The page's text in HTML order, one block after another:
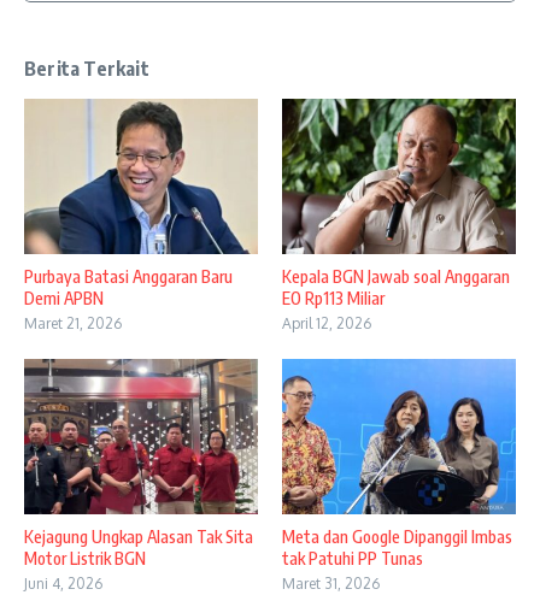
Berita Terkait
Purbaya Batasi Anggaran Baru
Demi APBN
Maret 21, 2026
Kepala BGN Jawab soal Anggaran
EO Rp113 Miliar
April 12, 2026
Kejagung Ungkap Alasan Tak Sita
Motor Listrik BGN
Juni 4, 2026
Meta dan Google Dipanggil Imbas
tak Patuhi PP Tunas
Maret 31, 2026